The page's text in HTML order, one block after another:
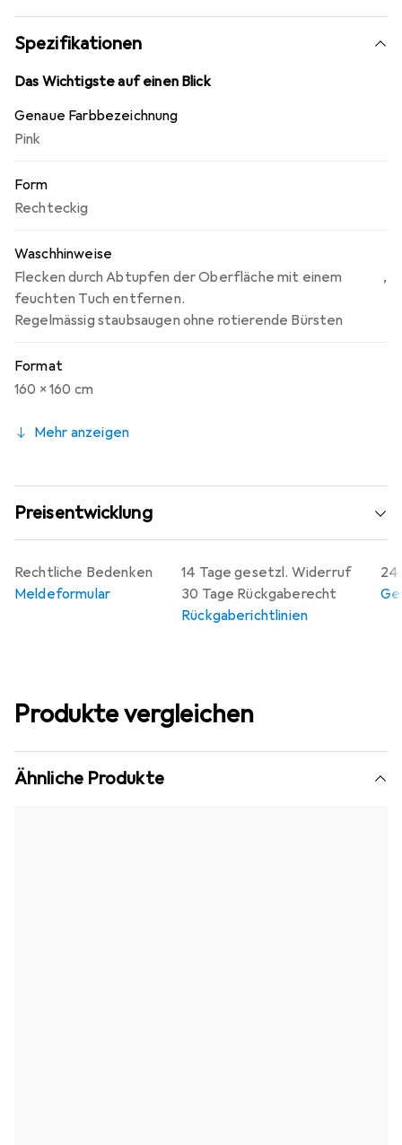
Spezifikationen
Das Wichtigste auf einen Blick
Genaue Farbbezeichnung
Pink
Form
Rechteckig
Waschhinweise
Flecken durch Abtupfen der Oberfläche mit einem
feuchten Tuch entfernen.
,
Regelmässig staubsaugen ohne rotierende Bürsten
Format
160 x 160 cm
Mehr anzeigen
Preisentwicklung
14 Tage gesetzl. Widerruf
30 Tage Rückgaberecht
Rückgaberichtlinien
24
Rechtliche Bedenken
Meldeformular
Produkte vergleichen
Ähnliche Produkte